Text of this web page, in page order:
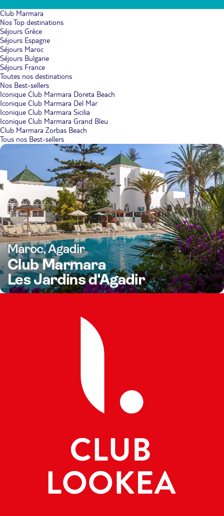
Club Marmara
Nos Top destinations
Séjours Grèce
Séjours Espagne
Séjours Maroc
Séjours Bulgarie
Séjours France
Toutes nos destinations
Nos Best-sellers
Iconique Club Marmara Doreta Beach
Iconique Club Marmara Del Mar
Iconique Club Marmara Sicilia
Iconique Club Marmara Grand Bleu
Club Marmara Zorbas Beach
Tous nos Best-sellers